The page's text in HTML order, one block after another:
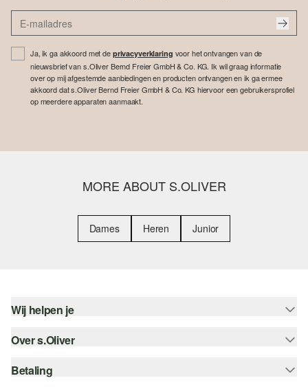
Ja, ik ga akkoord met de privacyverklaring voor het ontvangen van de
nieuwsbrief van s.Oliver Bernd Freier GmbH & Co. KG. Ik wil graag informatie
over op mij afgestemde aanbiedingen en producten ontvangen en ik ga ermee
akkoord dat s.Oliver Bernd Freier GmbH & Co. KG hiervoor een gebruikersprofiel
op meerdere apparaten aanmaakt.
MORE ABOUT S.OLIVER
Dames Heren Junior
Wij helpen je
Help - FAQ
Maattabel
Over s.Oliver
Nieuwsbrief
Betaling